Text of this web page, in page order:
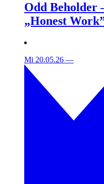
Odd Beholder
„Honest
Mi 20.05.26 —